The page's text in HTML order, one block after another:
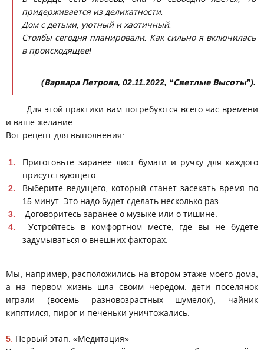
придерживается из деликатности.
Дом с детьми, уютный и хаотичный.
Столбы сегодня планировали. Как сильно я включилась
в происходящее!
(Варвара Петрова, 02.11.2022, “Светлые Высоты”).
Для этой практики вам потребуются всего час времени
и ваше желание.
Вот рецепт для выполнения:
Приготовьте заранее лист бумаги и ручку для каждого
присутствующего.
Выберите ведущего, который станет засекать время по
15 минут. Это надо будет сделать несколько раз.
Договоритесь заранее о музыке или о тишине.
Устройтесь в комфортном месте, где вы не будете
задумываться о внешних факторах.
Мы, например, расположились на втором этаже моего дома,
а на первом жизнь шла своим чередом: дети поселянок
играли (восемь разновозрастных шумелок), чайник
кипятился, пирог и печеньки уничтожались.
5. Первый этап: «Медитация»